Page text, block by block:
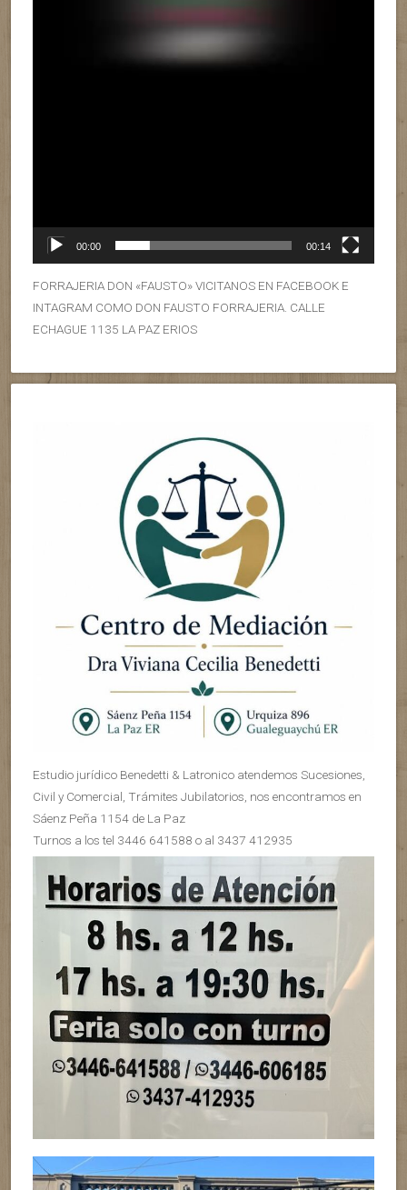
00:00 00:14
FORRAJERIA DON «FAUSTO» VICITANOS EN FACEBOOK E
INTAGRAM COMO DON FAUSTO FORRAJERIA. CALLE
ECHAGUE 1135 LA PAZ ERIOS
Estudio jurídico Benedetti & Latronico atendemos Sucesiones,
Civil y Comercial, Trámites Jubilatorios, nos encontramos en
Sáenz Peña 1154 de La Paz
Turnos a los tel 3446 641588 o al 3437 412935